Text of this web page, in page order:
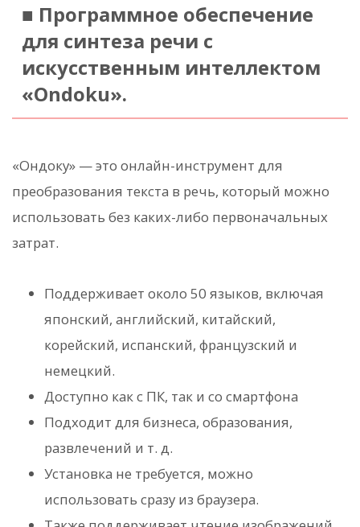
■ Программное обеспечение
для синтеза речи с
искусственным интеллектом
«Ondoku».
«Ондоку» — это онлайн-инструмент для
преобразования текста в речь, который можно
использовать без каких-либо первоначальных
затрат.
Поддерживает около 50 языков, включая
японский, английский, китайский,
корейский, испанский, французский и
немецкий.
Доступно как с ПК, так и со смартфона
Подходит для бизнеса, образования,
развлечений и т. д.
Установка не требуется, можно
использовать сразу из браузера.